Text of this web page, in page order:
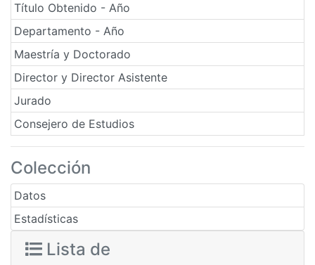
Título Obtenido - Año
Departamento - Año
Maestría y Doctorado
Director y Director Asistente
Jurado
Consejero de Estudios
Colección
Datos
Estadísticas
Lista de